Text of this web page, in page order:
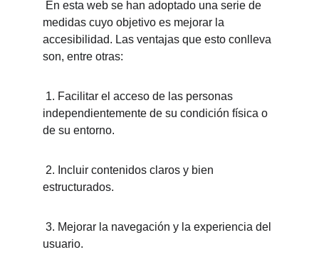
medidas cuyo objetivo es mejorar la
accesibilidad. Las ventajas que esto conlleva
son, entre otras:
independientemente de su condición física o
de su entorno.
estructurados.
usuario.